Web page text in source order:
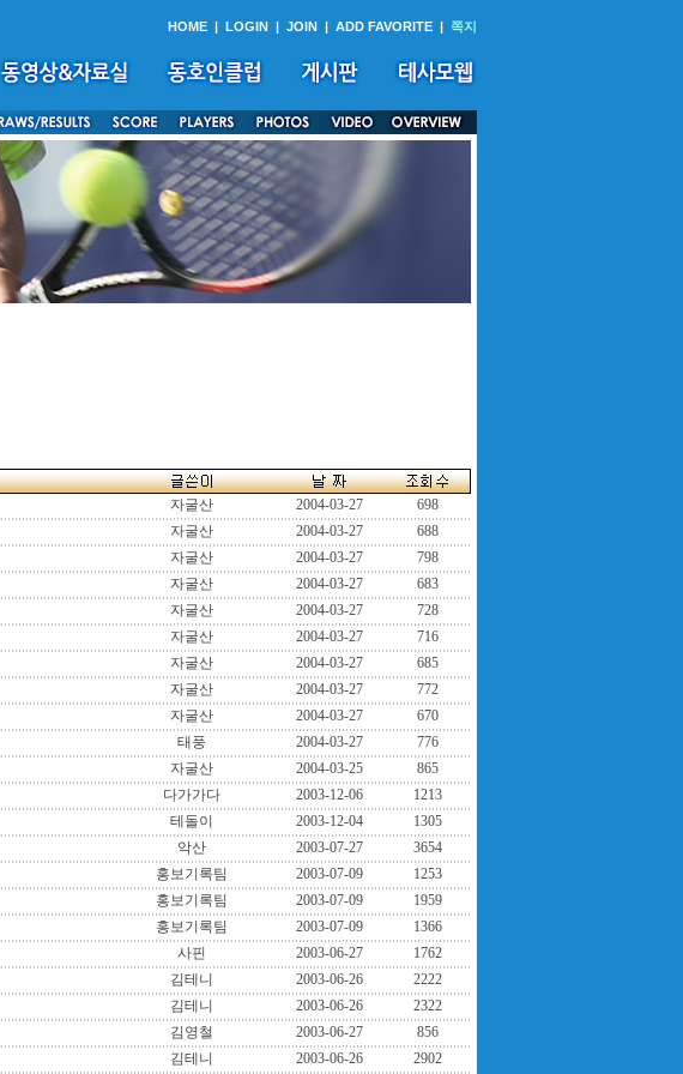
HOME | LOGIN | JOIN | ADD FAVORITE | 쪽지
자굴산 2004-03-27
698
자굴산 2004-03-27
688
자굴산 2004-03-27
798
자굴산 2004-03-27
683
자굴산 2004-03-27
728
자굴산 2004-03-27
716
자굴산 2004-03-27
685
자굴산 2004-03-27
772
자굴산 2004-03-27
670
태풍 2004-03-27
776
자굴산 2004-03-25
865
다가가다 2003-12-06
1213
테돌이 2003-12-04
1305
악산 2003-07-27
3654
홍보기록팀 2003-07-09
1253
홍보기록팀 2003-07-09
1959
홍보기록팀 2003-07-09
1366
사핀 2003-06-27
1762
김테니 2003-06-26
2222
김테니 2003-06-26
2322
김영철 2003-06-27
856
김테니 2003-06-26 2902